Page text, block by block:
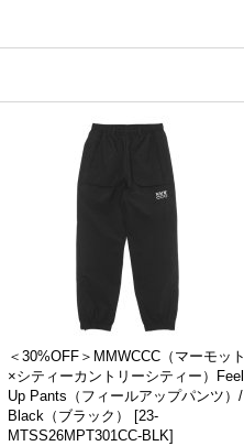
＜30%OFF＞MMWCCC（マーモット
×シティーカントリーシティー）Feel
Up Pants（フィールアップパンツ）/
Black（ブラック）
[23-
MTSS26MPT301CC-BLK]